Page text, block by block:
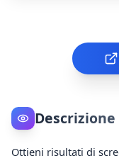
Descrizione
Ottieni risultati di